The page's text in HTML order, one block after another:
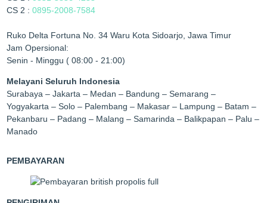
CS 2 :0895-2008-7584
Ruko Delta Fortuna No. 34 Waru Kota Sidoarjo, Jawa Timur
Jam Opersional:
Senin - Minggu ( 08:00 - 21:00)
Melayani Seluruh Indonesia
Surabaya – Jakarta – Medan – Bandung – Semarang –
Yogyakarta – Solo – Palembang – Makasar – Lampung – Batam –
Pekanbaru – Padang – Malang – Samarinda – Balikpapan – Palu –
Manado
PEMBAYARAN